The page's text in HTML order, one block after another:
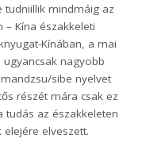
tudniillik mindmáig az
– Kína északkeleti
Kínában, a mai
nagyobb
sibe nyelvet
részét mára csak ez
az északkeleten
elveszett.